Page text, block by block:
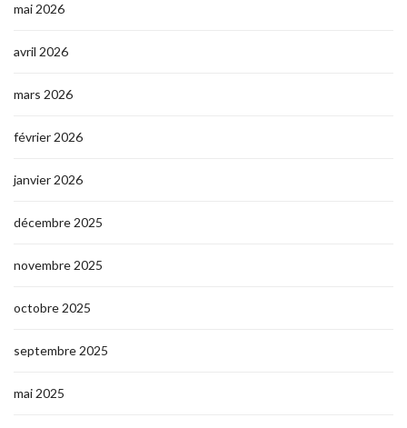
mai 2026
avril 2026
mars 2026
février 2026
janvier 2026
décembre 2025
novembre 2025
octobre 2025
septembre 2025
mai 2025